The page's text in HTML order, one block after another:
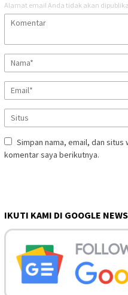
Alamat email Anda tidak akan
Simpan nama, email, dan
komentar saya berikutnya.
IKUTI KAMI DI GOOGLE NEWS